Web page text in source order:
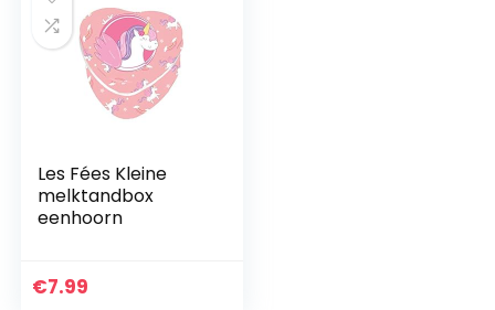
Les Fées Kleine
melktandbox
eenhoorn
€7.99